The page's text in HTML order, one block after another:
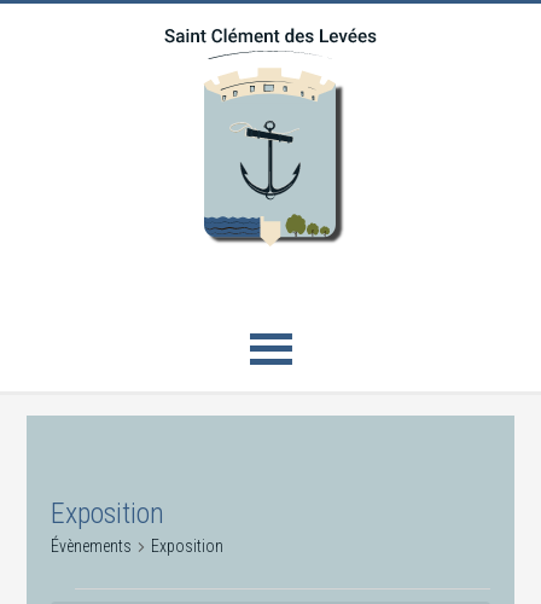
Exposition
Évènements Exposition